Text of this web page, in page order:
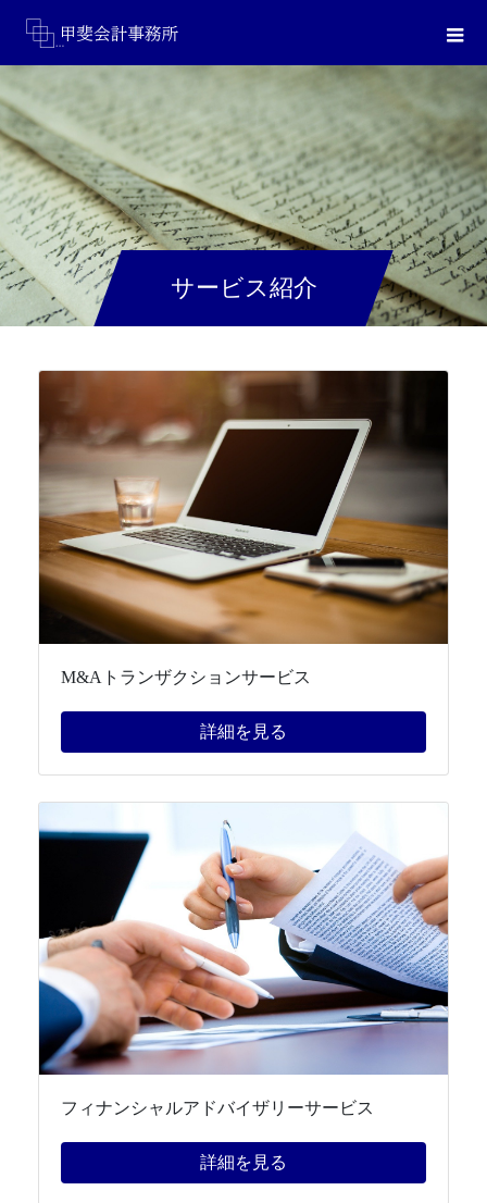
サービス紹介
M&Aトランザクションサービス
詳細を見る
フィナンシャルアドバイザリーサービス
詳細を見る